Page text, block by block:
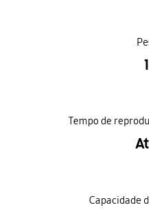
Tempo de
Capacidade